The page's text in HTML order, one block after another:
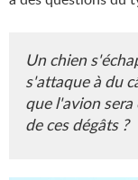
Un chien
s'attaque à du
que l'avion
de ces dégâts ?